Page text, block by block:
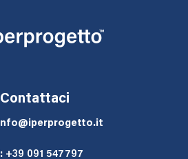
Contattaci
+39 091 547797